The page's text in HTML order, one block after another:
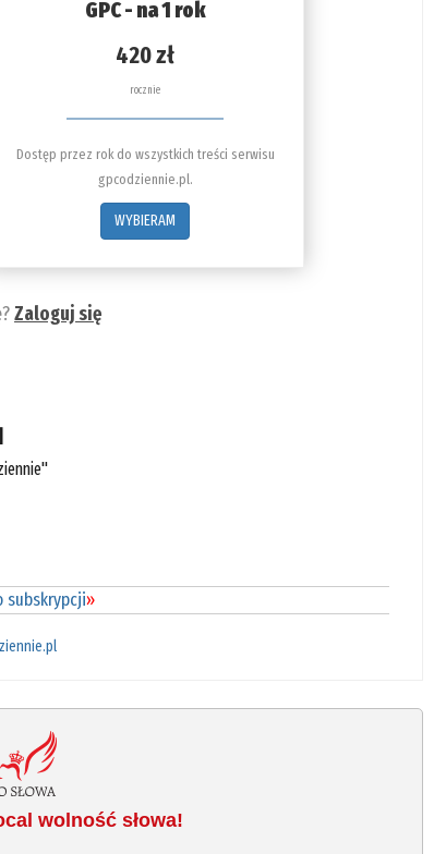
GPC - na 1 rok
420 zł
rocznie
Dostęp przez rok do wszystkich treści serwisu
gpcodziennie.pl.
WYBIERAM
Zaloguj się
subskrypcji»
wolność słowa!